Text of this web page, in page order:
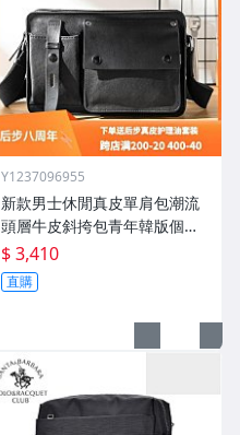
Y1237096955
新款男士休閒真皮單肩包潮流
頭層牛皮斜挎包青年韓版個性
郵差揹包
$ 3,410
直購